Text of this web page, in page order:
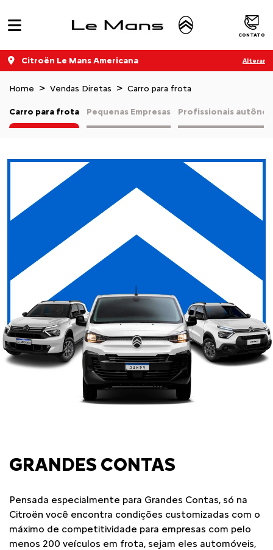
CONTATO
Citroën Le Mans Americana Alterar
Home Vendas Diretas Carro para frota
Pequenas Empresas Profissionais
Carro para frota
GRANDES CONTAS
Pensada especialmente para Grandes Contas, só na
Citroën você encontra condições customizadas com o
máximo de competitividade para empresas com pelo
menos 200 veículos em frota, sejam eles automóveis,